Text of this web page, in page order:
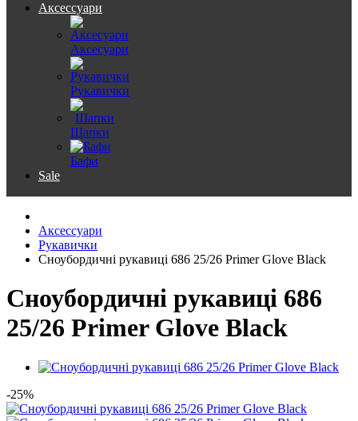
Аксессуари
Аксесуари
Рукавички
Шапки
Бафи
Sale
Аксессуари
Рукавички
Сноубордичні рукавиці 686 25/26 Primer Glove Black
Сноубордичні рукавиці 686
25/26 Primer Glove Black
-25%